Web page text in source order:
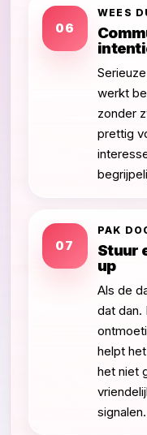
06
WEES
werkt
zonder
prettig
07
PAK
Stuur
up
Als de
dat dan.
helpt
het niet
signalen.